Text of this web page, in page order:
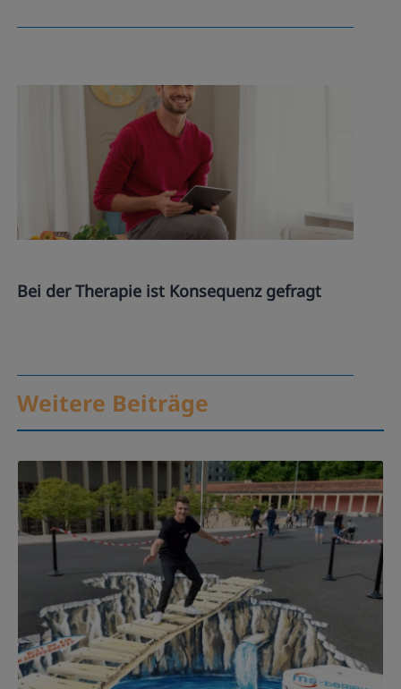
Bei der Therapie ist Konsequenz gefragt
Weitere Beiträge